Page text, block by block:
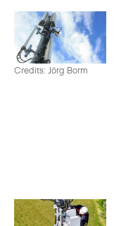
Credits: Jörg Borm